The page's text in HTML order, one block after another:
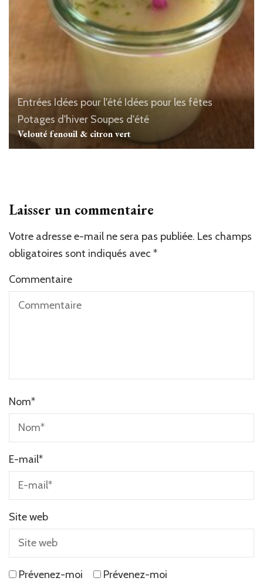
Entrées Idées pour l'été Idées pour les fêtes
Potages d'hiver Soupes d'été
Velouté fenouil & citron vert
Laisser un commentaire
Votre adresse e-mail ne sera pas publiée. Les champs
obligatoires sont indiqués avec *
Commentaire
Nom*
E-mail*
Site web
Prévenez-moi
Prévenez-moi